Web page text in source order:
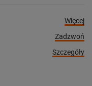
Więcej
Zadzwoń
Szczegóły